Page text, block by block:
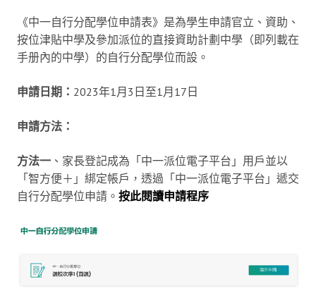
《中一自行分配學位申請表》是為學生申請官立、資助、
按位津貼中學及參加派位的直接資助計劃中學（即列載在
手册內的中學）的自行分配學位而設。
申請日期： 2023年1月3日至1月17日
申請方法：
方法一 、家長登記成為「中一派位電子平台」用戶並以
「智方便＋」綁定帳戶，透過「中一派位電子平台」遞交
自行分配學位申請。 按此閱讀申請程序